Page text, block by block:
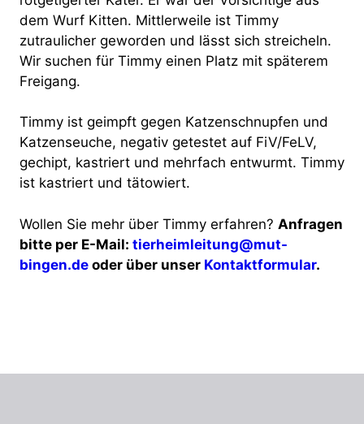
dem Wurf Kitten. Mittlerweile ist Timmy
zutraulicher geworden und lässt sich streicheln.
Wir suchen für Timmy einen Platz mit späterem
Freigang.
Timmy ist geimpft gegen Katzenschnupfen und
Katzenseuche, negativ getestet auf FiV/FeLV,
gechipt, kastriert und mehrfach entwurmt. Timmy
ist kastriert und tätowiert.
Wollen Sie mehr über Timmy erfahren? Anfragen
bitte per E-Mail: tierheimleitung@mut-
bingen.de oder über unser Kontaktformular.